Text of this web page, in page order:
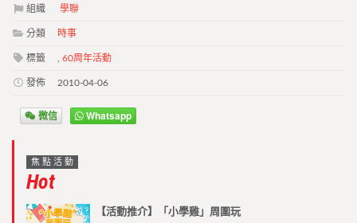
組織 學聯
分類 時事
標籤 60周年活動
發佈 2010-04-06
微信 Whatsapp
焦點活動
Hot
【活動推介】「小學雞」周圍玩